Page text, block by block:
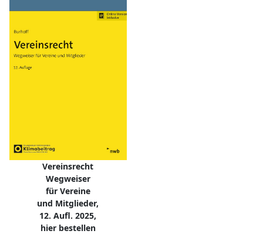
Vereinsrecht
Wegweiser
für Vereine
und Mitglieder,
12. Aufl. 2025,
hier bestellen